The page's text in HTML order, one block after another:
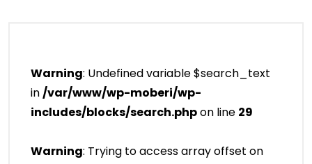
Warning: Undefined variable $search_text
in/var/www/wp-moberi/wp-
includes/blocks/search.phpon line 29
Warning: Trying to access array offset on